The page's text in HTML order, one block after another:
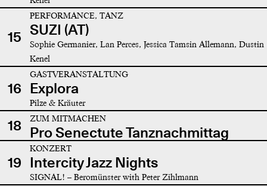
15
PERFORMANCE, TANZ
SUZI (AT)
Sophie Germanier, Lan Perces, Jessica Tamsin Allemann, Dustin
Kenel
16
GASTVERANSTALTUNG
Explora
Pilze & Kräuter
18 ZUM MITMACHEN
Pro Senectute Tanznachmittag
19
KONZERT
Intercity Jazz Nights
SIGNAL! – Beromünster with Peter Zihlmann